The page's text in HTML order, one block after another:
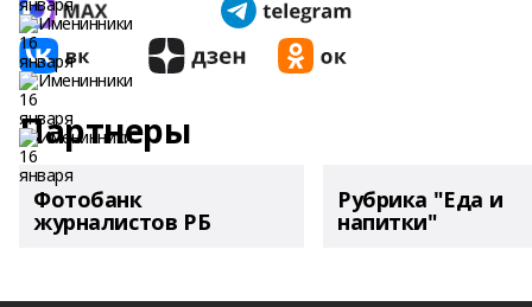
Партнеры
Фотобанк
журналистов РБ
Рубрика "Еда и
напитки"